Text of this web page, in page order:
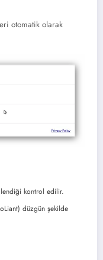
otomatik olarak
kontrol edilir.
düzgün şekilde